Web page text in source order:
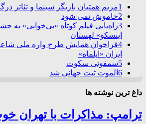
1مریم همتیان بازیگر سینما و تئاتر
2خاموش نمی شود
3راه‌یابی فیلم کوتاه «بی‌خوابی» به
اینسکو» لهستان
4فراخوان همایش طرح واره ملی
ایران «ایلماه»
5سمفونی سکوت
6 الموت ثبت جهانی شد
داغ ترین نوشته ها
ترامپ: مذاکرات با تهران